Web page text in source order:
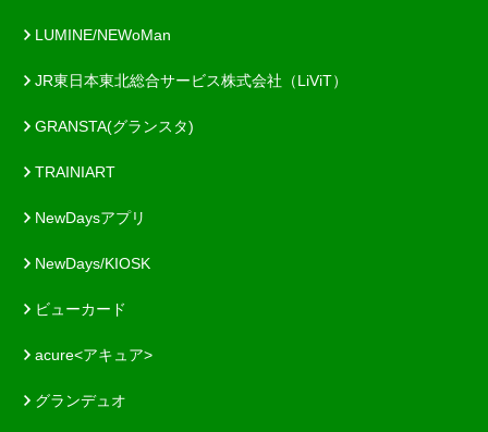
LUMINE/NEWoMan
JR東日本東北総合サービス株式会社（LiViT）
GRANSTA(グランスタ)
TRAINIART
NewDaysアプリ
NewDays/KIOSK
ビューカード
acure<アキュア>
グランデュオ